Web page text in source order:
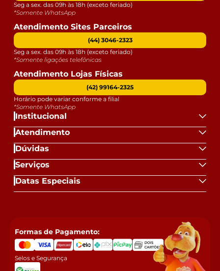
Institucional
Atendimento
Dúvidas
Serviços
Datas Especiais
Seg a sex. das 09h às 18h (exceto feriado)
*Somente WhatsApp
Atendimento Sites Parceiros
(44) 3046-2323
Seg a sex. das 09h às 18h (exceto feriado)
*Somente ligações telefônicas
Atendimento Lojas Físicas
(42) 99164-2325
Horário pode variar conforme a filial
*Somente WhatsApp
Formas de Pagamento:
Selos e Segurança